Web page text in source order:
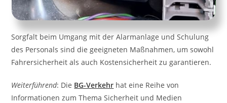
Sorgfalt beim Umgang mit der Alarmanlage und Schulung
des Personals sind die geeigneten Maßnahmen, um sowohl
Fahrersicherheit als auch Kostensicherheit zu garantieren.
Weiterführend: Die BG-Verkehr hat eine Reihe von
Informationen zum Thema Sicherheit und Medien